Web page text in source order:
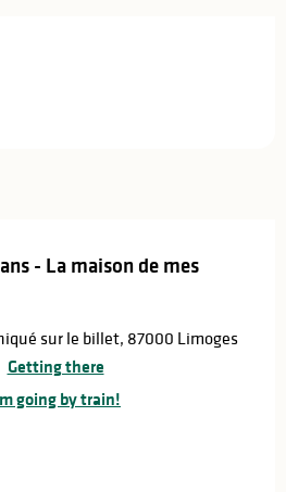
- La maison de mes
sur le billet, 87000 Limoges
Getting there
going by train!